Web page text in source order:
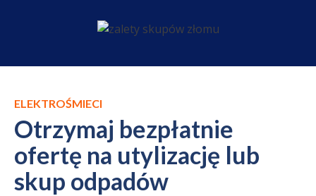
ELEKTROŚMIECI
Otrzymaj bezpłatnie
ofertę na utylizację lub
skup odpadów